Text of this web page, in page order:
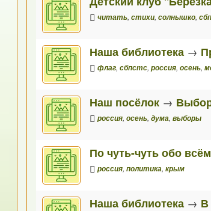
читать,стихи,солнышко,
Наша библиотека →
флаг,сбпстс,россия,осень,
Наш посёлок →
россия,осень,дума,выборы
По чуть-чуть обо
россия,политика,крым
Наша библиотека → В